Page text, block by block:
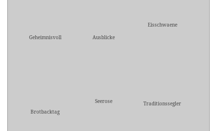
Geheimnisvoll Ausblicke
Eisschwaene
Brotbacktag
Seerose Traditionssegler